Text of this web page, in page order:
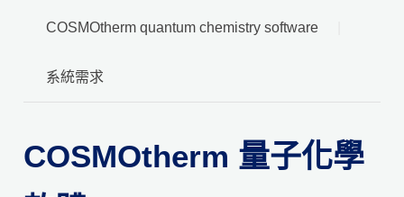
COSMOtherm quantum chemistry software
系統需求
COSMOtherm 量子化學